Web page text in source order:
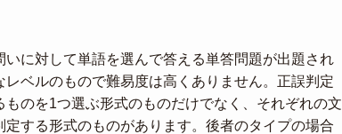
に対して単語を選んで答える単答問題が出題され
ベルのもので難易度は高くありません。正誤判定
のを1つ選ぶ形式のものだけでなく、それぞれの文
する形式のものがあります。後者のタイプの場合